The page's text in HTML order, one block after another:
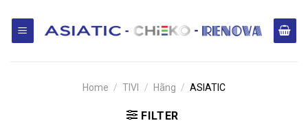
content
Home / TIVI / Hãng / ASIATIC
FILTER